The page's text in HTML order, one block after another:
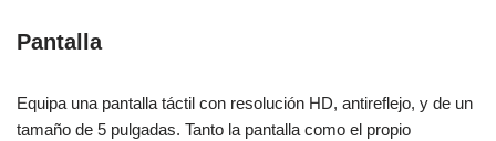
Pantalla
Equipa una pantalla táctil con resolución HD, antireflejo, y de un
tamaño de 5 pulgadas. Tanto la pantalla como el propio